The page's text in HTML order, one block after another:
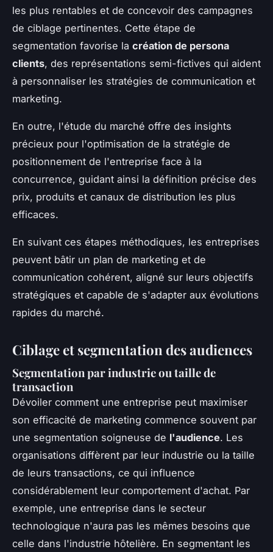
les plus rentables et de concevoir des campagnes
de ciblage pertinentes. Cette étape de
segmentation favorise la création de persona
clients, des représentations semi-fictives qui aident
à personnaliser les stratégies de communication et
marketing.
En outre, l'étude du marché offre des insights
précieux pour l'optimisation de la stratégie de
positionnement de l'entreprise face à la
concurrence, guidant ainsi la définition précise des
prix, produits et canaux de distribution les plus
efficaces.
En suivant ces étapes méthodiques, les entreprises
peuvent bâtir un plan de marketing et de
communication cohérent, aligné sur leurs objectifs
stratégiques et capable de s'adapter aux évolutions
rapides du marché.
Ciblage et segmentation des audiences
Segmentation par industrie ou taille de
transaction
Dévoiler comment une entreprise peut maximiser
son efficacité de marketing commence souvent par
une segmentation soigneuse de l'audience. Les
organisations diffèrent par leur industrie ou la taille
de leurs transactions, ce qui influence
considérablement leur comportement d'achat. Par
exemple, une entreprise dans le secteur
technologique n'aura pas les mêmes besoins que
celle dans l'industrie hôtelière. En segmentant les